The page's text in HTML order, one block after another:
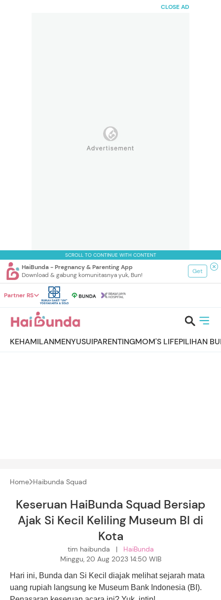
CLOSE AD
SCROLL TO CONTINUE WITH CONTENT
HaiBunda - Pregnancy & Parenting App
Download & gabung komunitasnya yuk, Bun!
Get
Partner RS
KEHAMILANMENYUSUIPARENTINGMOM'S LIFEPILIHAN
Home Haibunda Squad
Keseruan HaiBunda Squad Bersiap
Ajak Si Kecil Keliling Museum BI di
Kota
tim haibunda | HaiBunda
Minggu, 20 Aug 2023 14:50 WIB
Hari ini, Bunda dan Si Kecil diajak melihat sejarah mata
uang rupiah langsung ke Museum Bank Indonesia (BI).